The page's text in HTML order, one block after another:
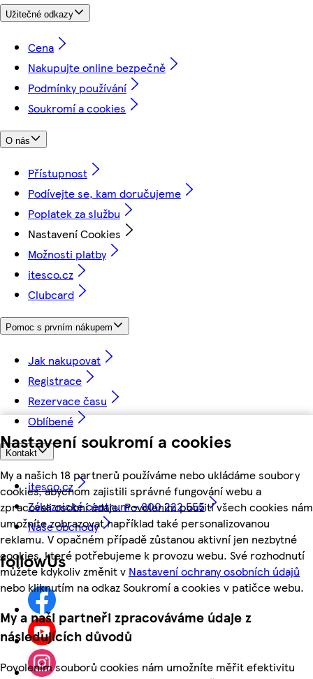
Nastavení soukromí a cookies
My a našich 18 partnerů používáme nebo ukládáme soubory
cookies, abychom zajistili správné fungování webu a
zpracovali osobní údaje. Povolením použití všech cookies nám
umožníte zobrazovat například také personalizovanou
reklamu. V opačném případě zůstanou aktivní jen nezbytné
cookies, které potřebujeme k provozu webu. Své rozhodnutí
můžete kdykoliv změnit v Nastavení ochrany osobních údajů
nebo kliknutím na odkaz Soukromí a cookies v patičce webu.
My a naši partneři zpracováváme údaje z
následujících důvodů
Povolením souborů cookies nám umožníte měřit efektivitu
Užitečné odkazy
Cena
Nakupujte online bezpečně
Podmínky používání
Soukromí a cookies
O nás
Přístupnost
Podívejte se, kam doručujeme
Poplatek za službu
Nastavení Cookies
Možnosti platby
itesco.cz
Clubcard
Pomoc s prvním nákupem
Jak nakupovat
Registrace
Rezervace času
Oblíbené
Kontakt
itesco.cz
Zákaznické centrum - 800 222 555
Naše obchody
followUs